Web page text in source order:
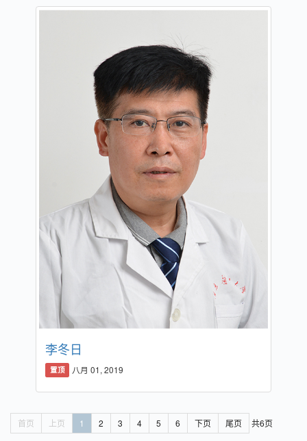
李冬日
置顶 八月 01, 2019
首页 上页 1 2 3 4 5 6 下页 尾页 共6页